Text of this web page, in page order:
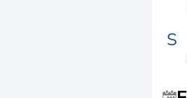
S